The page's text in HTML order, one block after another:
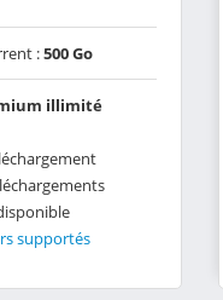
:500 Go
illimité
supportés